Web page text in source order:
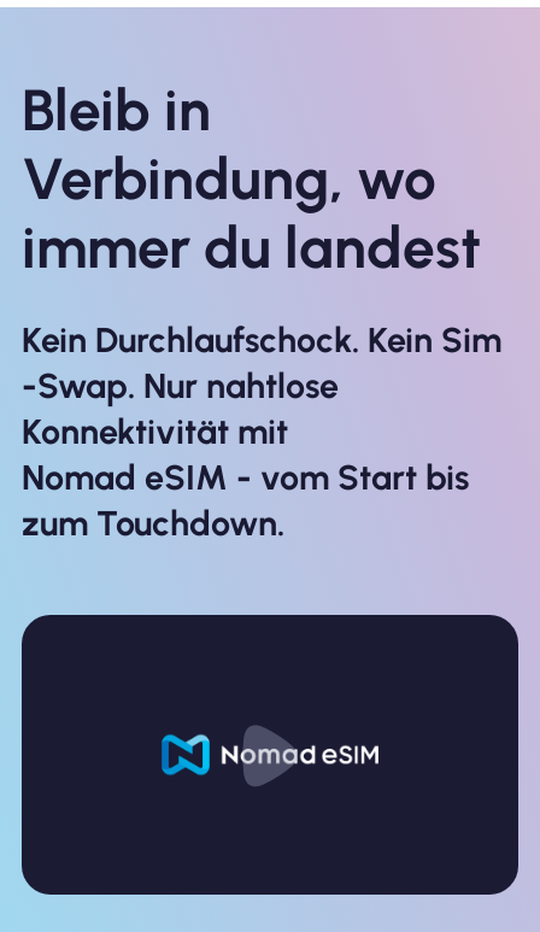
Bleib in
Verbindung, wo
immer du landest
Kein Durchlaufschock. Kein Sim
-Swap. Nur nahtlose
Konnektivität mit
Nomad eSIM - vom Start bis
zum Touchdown.